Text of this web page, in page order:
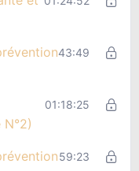
43:49
01:18:25
59:23